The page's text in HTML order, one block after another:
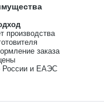
производства
заказа
России и ЕАЭС